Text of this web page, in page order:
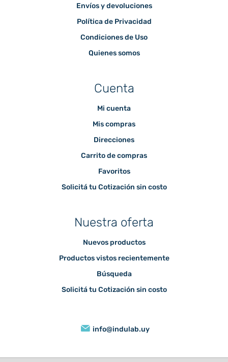
Envíos y devoluciones
Política de Privacidad
Condiciones de Uso
Quienes somos
Cuenta
Mi cuenta
Mis compras
Direcciones
Carrito de compras
Favoritos
Solicitá tu Cotización sin costo
Nuestra oferta
Nuevos productos
Productos vistos recientemente
Búsqueda
Solicitá tu Cotización sin costo
info@indulab.uy